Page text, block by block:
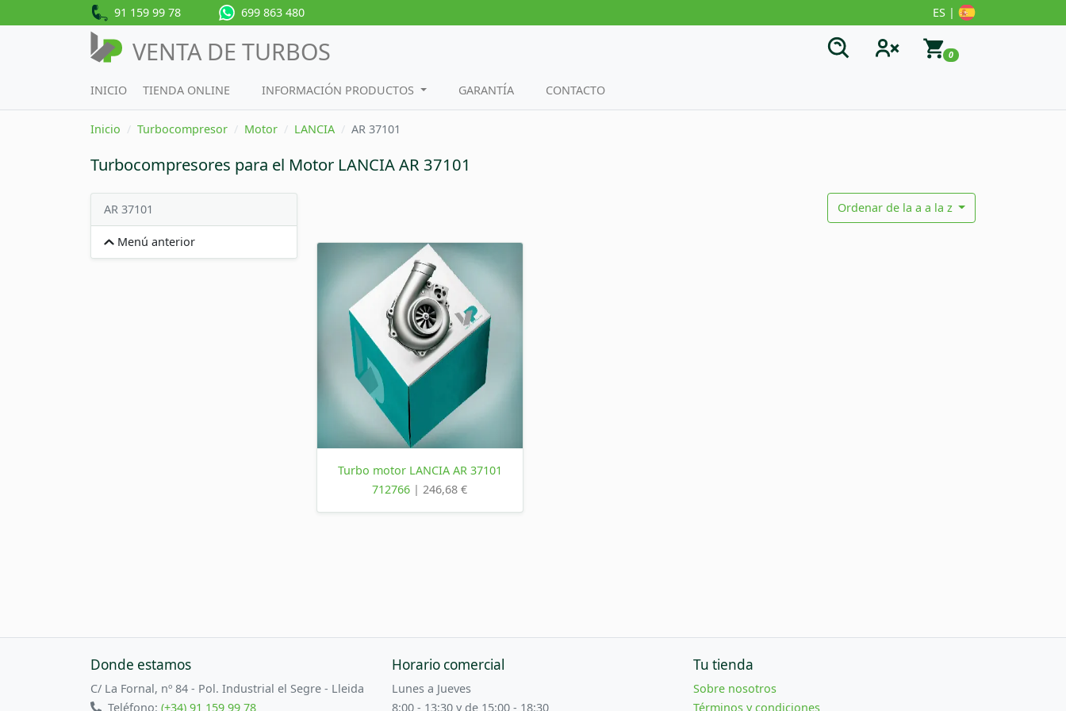
91 159 99 78 699 863 480 ES |
VENTA DE TURBOS 0
INICIO TIENDA ONLINE INFORMACIÓN PRODUCTOS GARANTÍA CONTACTO
Inicio Turbocompresor Motor LANCIA AR 37101
Turbocompresores para el Motor LANCIA AR 37101
AR 37101
Menú anterior
Ordenar de la a a la z
Turbo motor LANCIA AR 37101
712766 | 246,68 €
Donde estamos
C/ La Fornal, nº 84 - Pol. Industrial el Segre - Lleida
Teléfono:(+34) 91 159 99 78
Horario comercial
Lunes a Jueves
8:00 - 13:30 y de 15:00 - 18:30
Tu tienda
Sobre nosotros
Términos y condiciones